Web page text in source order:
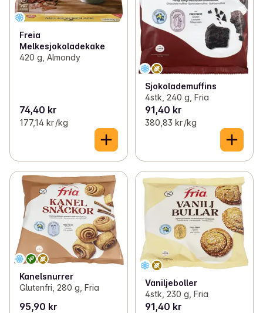
Freia
Melkesjokoladekake
420 g, Almondy
74,40 kr
177,14 kr /kg
Sjokolademuffins
4stk, 240 g, Fria
91,40 kr
380,83 kr /kg
Kanelsnurrer
Glutenfri, 280 g, Fria
95,90 kr
Vaniljeboller
4stk, 230 g, Fria
91,40 kr